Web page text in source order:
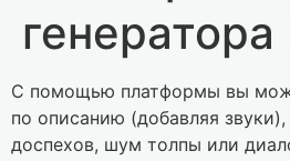
С помощью платформы вы
по описанию (добавляя звуки),
доспехов, шум толпы или